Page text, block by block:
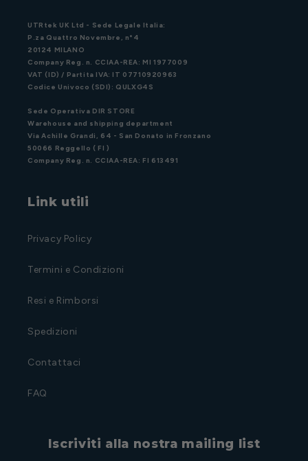
UTRtek UK Ltd - Sede Legale Italia:
P.za Quattro Novembre, n°4
20124 MILANO
Company Reg. n. CCIAA-REA: MI 1977009
VAT (ID) / Partita IVA: IT 07710920963
Codice Univoco (SDI): QULXG4S
Sede Operativa DIR STORE
Warehouse and shipping department
Via Achille Grandi, 64 - San Donato in Fronzano
50066 Reggello ( FI )
Company Reg. n. CCIAA-REA: FI 613491
Link utili
Privacy Policy
Termini e Condizioni
Resi e Rimborsi
Spedizioni
Contattaci
FAQ
Iscriviti alla nostra mailing list